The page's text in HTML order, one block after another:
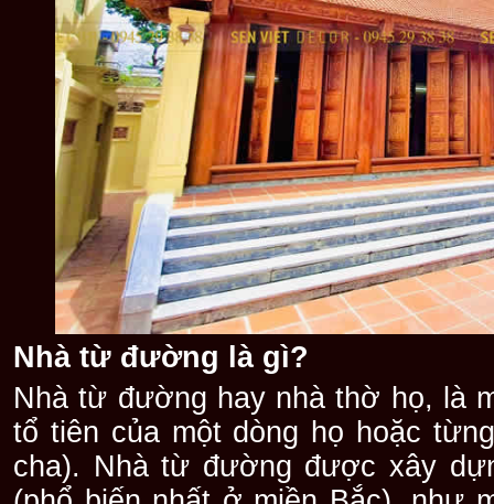
Nhà từ đường là gì?
Nhà từ đường hay nhà thờ họ, là
tổ tiên của một dòng họ hoặc
cha). Nhà từ đường được xây